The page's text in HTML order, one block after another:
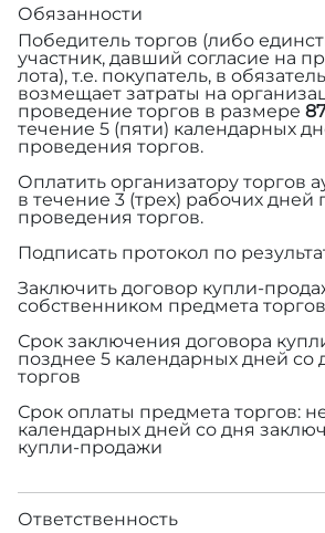
Обязанности
Победитель торгов (либо
участник, давший согласие на
лота), т.е. покупатель, в
возмещает затраты на
проведение торгов в размере
течение 5 (пяти) календарных
проведения торгов.
Оплатить организатору торгов
в течение 3 (трех) рабочих дней
проведения торгов.
Подписать протокол по
Заключить договор купли-
собственником предмета
Срок заключения договора
позднее 5 календарных дней со
торгов
Срок оплаты предмета торгов:
календарных дней со дня
купли-продажи
Ответственность